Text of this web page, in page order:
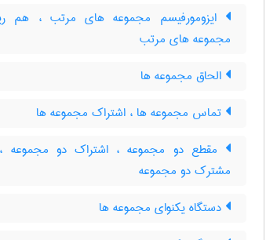
ایزومورفیسم مجموعه های مرتب ، هم
مجموعه های مرتب
الحاق مجموعه ها
تماس مجموعه ها ، اشتراک مجموعه ها
مقطع دو مجموعه ، اشتراک دو مجموعه
مشترک دو مجموعه
دستگاه یکنوای مجموعه ها